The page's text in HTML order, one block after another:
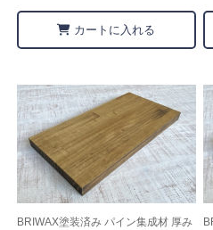
カートに入れる
BRIWAX塗装済み パイン集成材 厚み